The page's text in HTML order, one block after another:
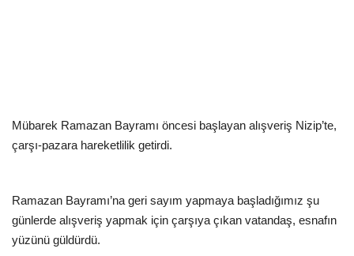
Mübarek Ramazan Bayramı öncesi başlayan alışveriş Nizip’te,
çarşı-pazara hareketlilik getirdi.
Ramazan Bayramı’na geri sayım yapmaya başladığımız şu
günlerde alışveriş yapmak için çarşıya çıkan vatandaş, esnafın
yüzünü güldürdü.